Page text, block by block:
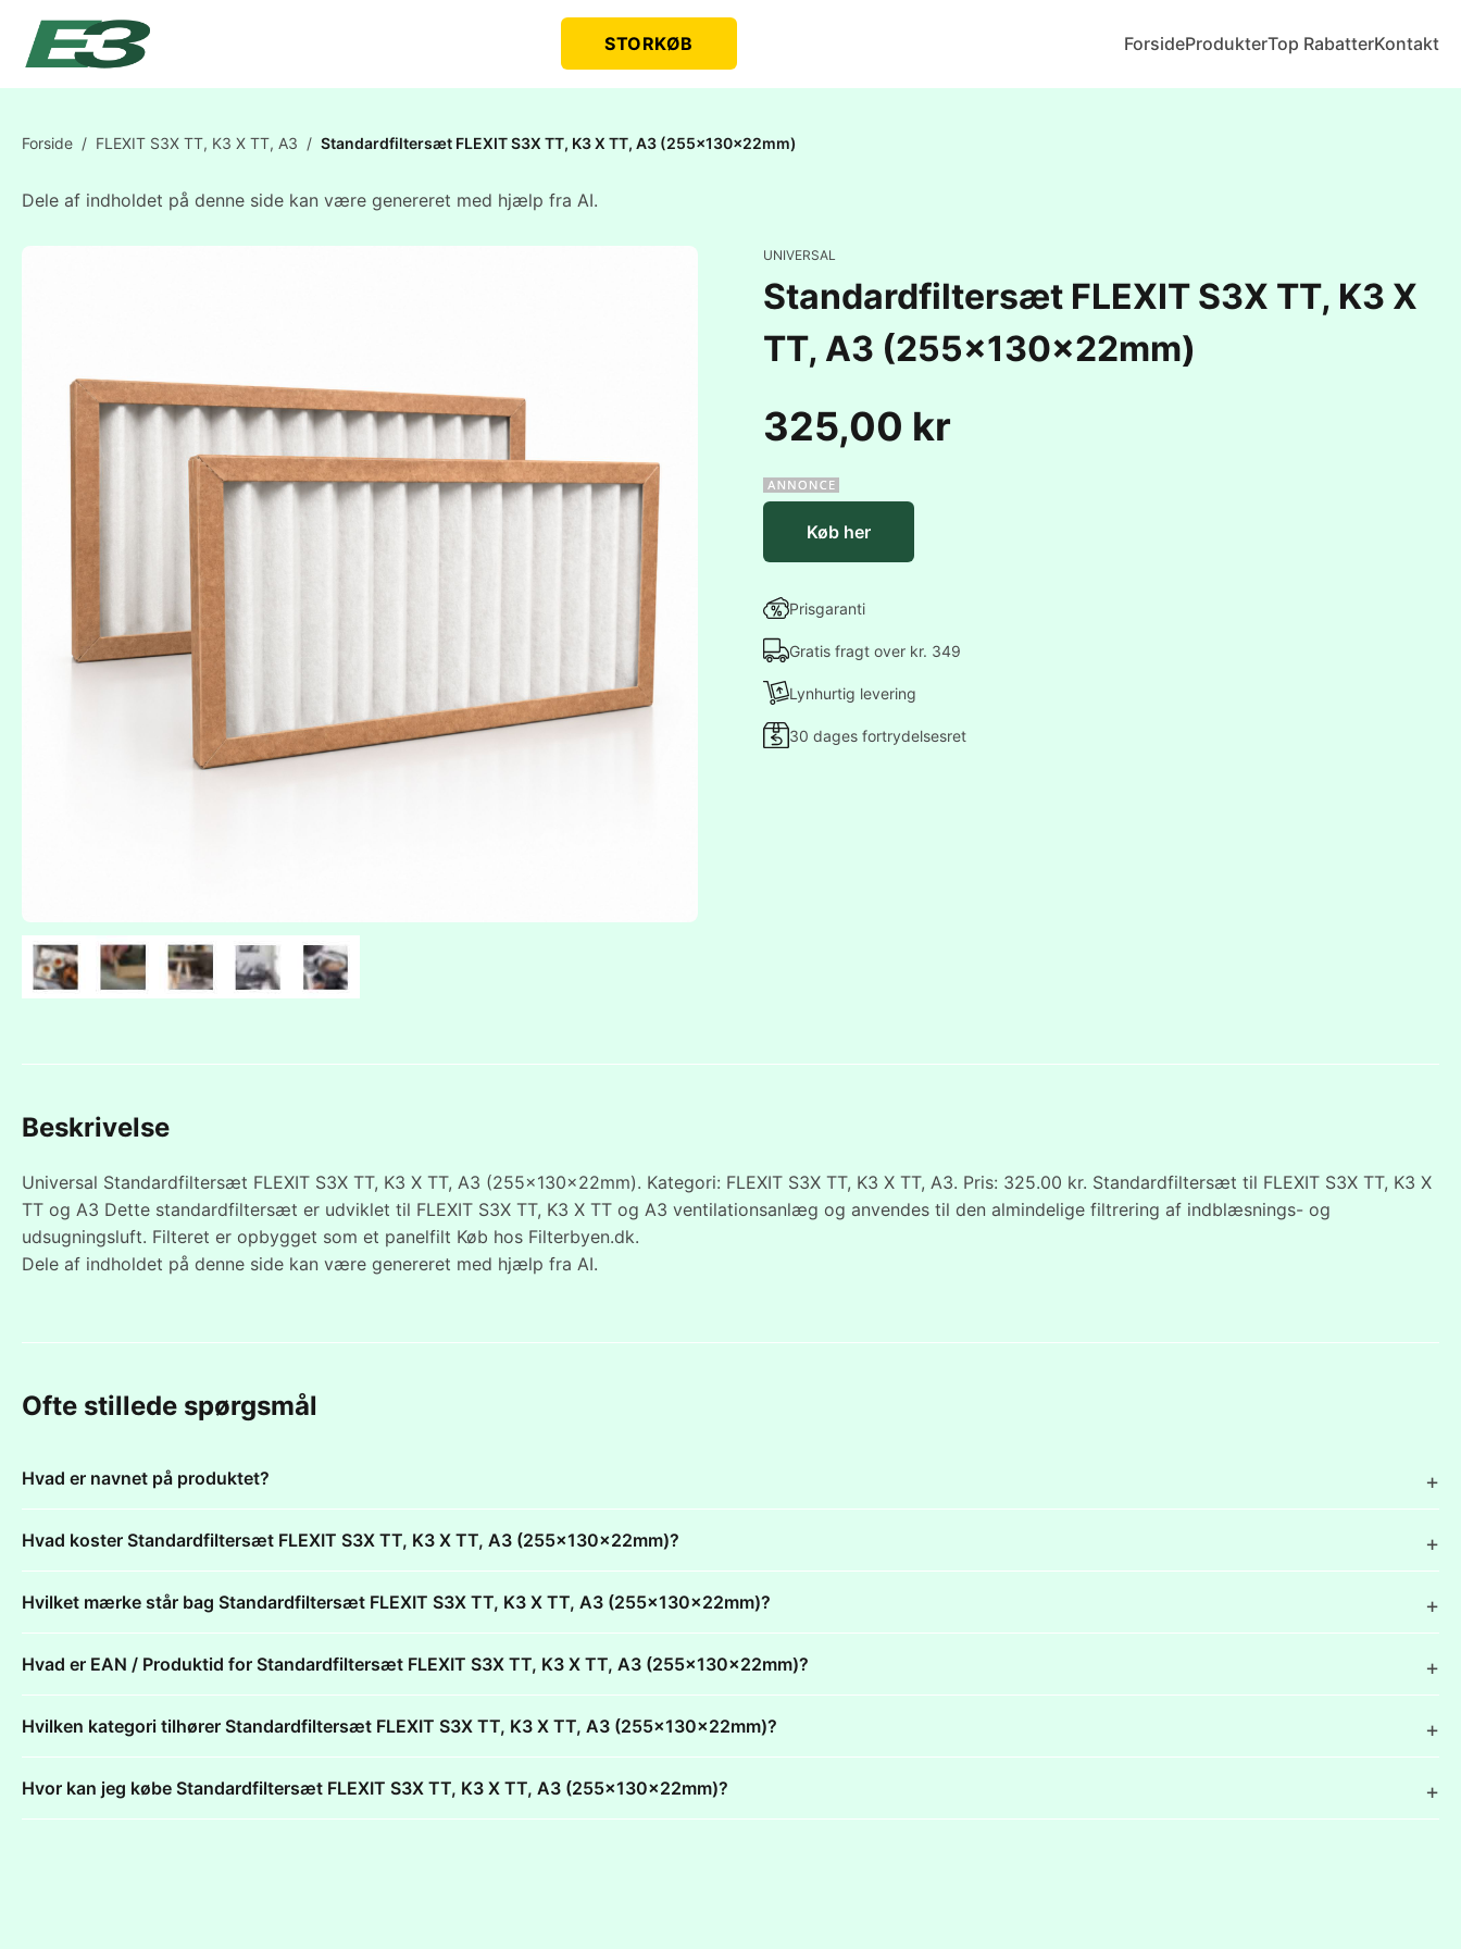
STORKØB ForsideProdukterTop RabatterKontakt
Forside / FLEXIT S3X TT, K3 X TT, A3 / Standardfiltersæt FLEXIT S3X TT, K3 X TT, A3 (255x130x22mm)
Dele af indholdet på denne side kan være genereret med hjælp fra AI.
UNIVERSAL
Standardfiltersæt FLEXIT S3X TT, K3 X
TT, A3 (255x130x22mm)
325,00 kr
Køb her
Prisgaranti
Gratis fragt over kr. 349
Lynhurtig levering
30 dages fortrydelsesret
Beskrivelse
Universal Standardfiltersæt FLEXIT S3X TT, K3 X TT, A3 (255x130x22mm). Kategori: FLEXIT S3X TT, K3 X TT, A3. Pris: 325.00 kr. Standardfiltersæt til FLEXIT S3X TT, K3 X
TT og A3 Dette standardfiltersæt er udviklet til FLEXIT S3X TT, K3 X TT og A3 ventilationsanlæg og anvendes til den almindelige filtrering af indblæsnings- og
udsugningsluft. Filteret er opbygget som et panelfilt Køb hos Filterbyen.dk.
Dele af indholdet på denne side kan være genereret med hjælp fra AI.
Ofte stillede spørgsmål
Hvad er navnet på produktet?
Hvad koster Standardfiltersæt FLEXIT S3X TT, K3 X TT, A3 (255x130x22mm)?
Hvilket mærke står bag Standardfiltersæt FLEXIT S3X TT, K3 X TT, A3 (255x130x22mm)?
Hvad er EAN / Produktid for Standardfiltersæt FLEXIT S3X TT, K3 X TT, A3 (255x130x22mm)?
Hvilken kategori tilhører Standardfiltersæt FLEXIT S3X TT, K3 X TT, A3 (255x130x22mm)?
Hvor kan jeg købe Standardfiltersæt FLEXIT S3X TT, K3 X TT, A3 (255x130x22mm)?